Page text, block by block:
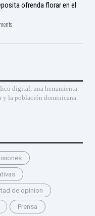
ofrenda florar en el
digital, una herramienta
y la población dominicana.
de opinion
Prensa